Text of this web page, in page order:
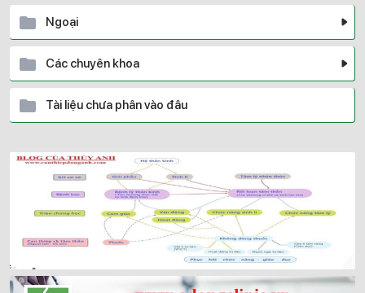
Ngoại
Các chuyên khoa
Tài liệu chưa phân vào đâu